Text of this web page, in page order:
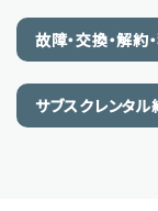
故障・交換・解約
サブスクレンタル